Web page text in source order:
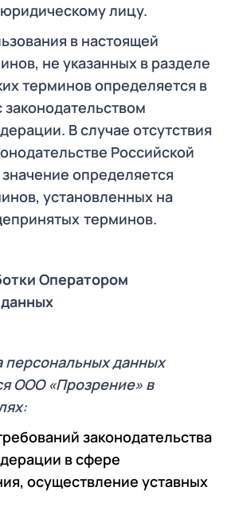
лицу.
в настоящей
не указанных в разделе
терминов определяется в
законодательством
В случае отсутствия
Российской
значение определяется
установленных на
терминов.
Оператором
персональных данных
ООО «Прозрение» в
законодательства
в сфере
осуществление уставных